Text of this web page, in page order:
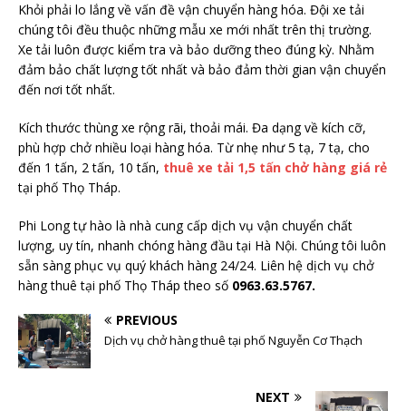
Khỏi phải lo lắng về vấn đề vận chuyển hàng hóa. Đội xe tải
chúng tôi đều thuộc những mẫu xe mới nhất trên thị trường.
Xe tải luôn được kiểm tra và bảo dưỡng theo đúng kỳ. Nhằm
đảm bảo chất lượng tốt nhất và bảo đảm thời gian vận chuyển
đến nơi tốt nhất.
Kích thước thùng xe rộng rãi, thoải mái. Đa dạng về kích cỡ,
phù hợp chở nhiều loại hàng hóa. Từ nhẹ như 5 tạ, 7 tạ, cho
đến 1 tấn, 2 tấn, 10 tấn, thuê xe tải 1,5 tấn chở hàng giá rẻ
tại phố Thọ Tháp.
Phi Long tự hào là nhà cung cấp dịch vụ vận chuyển chất
lượng, uy tín, nhanh chóng hàng đầu tại Hà Nội. Chúng tôi luôn
sẵn sàng phục vụ quý khách hàng 24/24. Liên hệ dịch vụ chở
hàng thuê tại phố Thọ Tháp theo số 0963.63.5767.
PREVIOUS
Dịch vụ chở hàng thuê tại phố Nguyễn Cơ Thạch
NEXT